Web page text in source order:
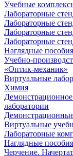
Учебные
Лабораторные
Лабораторные
Лабораторные
Лабораторные
Наглядные
Учебно-
«Оптик-механик»
Виртуальные
Химия
лаборатории
Виртуальные
Лабораторные
Наглядные
Черчение.